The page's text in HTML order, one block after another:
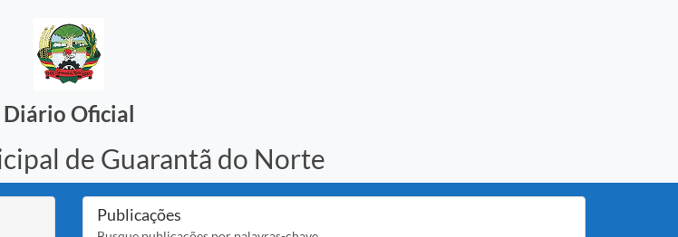
Diário Oficial
de Guarantã do Norte
Publicações